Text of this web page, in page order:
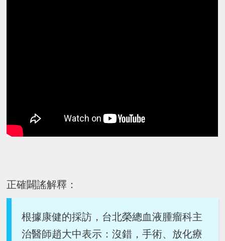
正確闢謠解釋：
根據康健的採訪，台北榮總血液腫瘤科主
治醫師趙大中表示：沒錯，手術、放化療